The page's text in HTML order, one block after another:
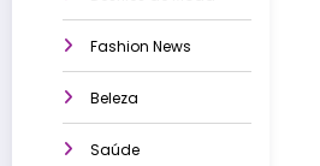
Fashion News
Beleza
Saúde